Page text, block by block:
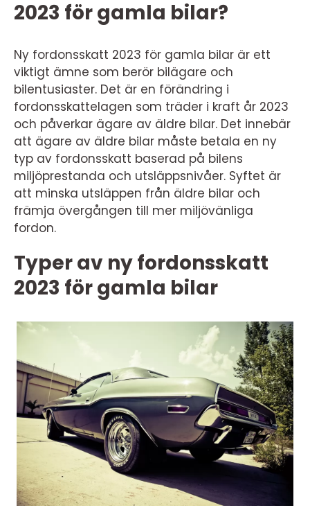
2023 för gamla bilar?
Ny fordonsskatt 2023 för gamla bilar är ett
viktigt ämne som berör bilägare och
bilentusiaster. Det är en förändring i
fordonsskattelagen som träder i kraft år 2023
och påverkar ägare av äldre bilar. Det innebär
att ägare av äldre bilar måste betala en ny
typ av fordonsskatt baserad på bilens
miljöprestanda och utsläppsnivåer. Syftet är
att minska utsläppen från äldre bilar och
främja övergången till mer miljövänliga
fordon.
Typer av ny fordonsskatt
2023 för gamla bilar